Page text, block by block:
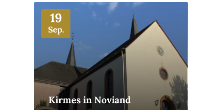
19
Sep.
Kirmes in Noviand
More